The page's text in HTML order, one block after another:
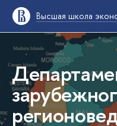
Высшая школа